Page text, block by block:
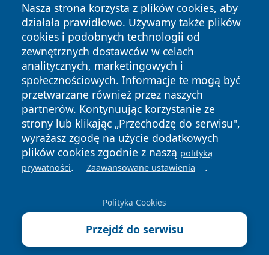
Nasza strona korzysta z plików cookies, aby
działała prawidłowo. Używamy także plików
cookies i podobnych technologii od
zewnętrznych dostawców w celach
analitycznych, marketingowych i
społecznościowych. Informacje te mogą być
przetwarzane również przez naszych
partnerów. Kontynuując korzystanie ze
strony lub klikając „Przechodzę do serwisu",
wyrażasz zgodę na użycie dodatkowych
plików cookies zgodnie z naszą polityką
prywatności. Zaawansowane ustawienia .
Polityka Cookies
Przejdź do serwisu
Copyright © 2026 mojgorzow.pl Wszystkie prawa zastrzeżone.
News Autorzy
Polityka
Prywatności
Polityka
Cookies